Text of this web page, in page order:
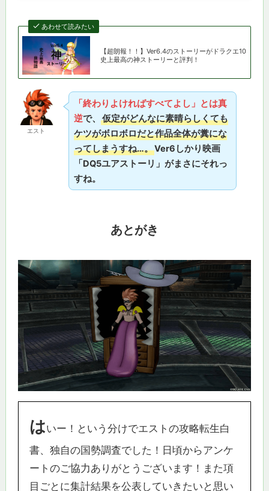
あわせて読みたい
【超朗報！！】Ver6.4のストーリーがドラクエ10
史上最高の神ストーリーと評判！
エスト
「終わりよければすべてよし」とは真
逆で、
仮定がどんなに素晴らしくても
ケツがボロボロだと作品全体が糞にな
ってしまうすね…。Ver6しかり映画
「DQ5ユアストーリ」がまさにそれっ
すね。
あとがき
はいー！という分けでエストの攻略転生白
書、独自の国勢調査でした！日頃からアンケ
ートのご協力ありがとうございます！また項
目ごとに集計結果を公表していきたいと思い